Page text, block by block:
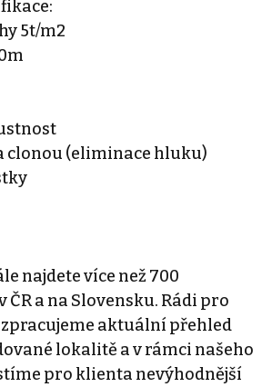
5t/m2
clonou (eliminace hluku)
najdete více než 700
ČR a na Slovensku. Rádi pro
aktuální přehled
lokalitě a v rámci našeho
pro klienta nevýhodnější